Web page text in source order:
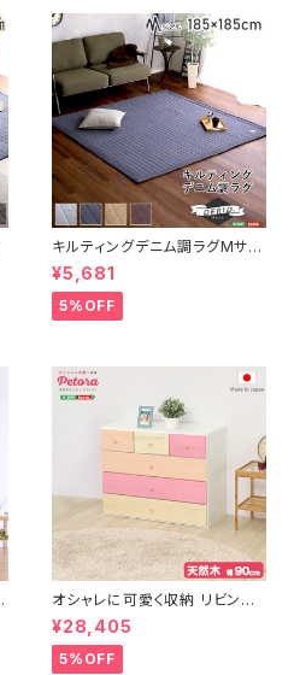
キルティングデニム調ラグMサイ
ズ(185x185cm)オールシーズ
ン、滑り止め付き、手洗い対応【D
erid-デリッド-】 DRG-M
¥5,681
5%OFF
オシャレに可愛く収納 リビング
用ローチェスト 4段 幅90cm
天然木（桐）日本製｜petora-
ペトラ- SH-08-PTR90
¥28,405
5%OFF